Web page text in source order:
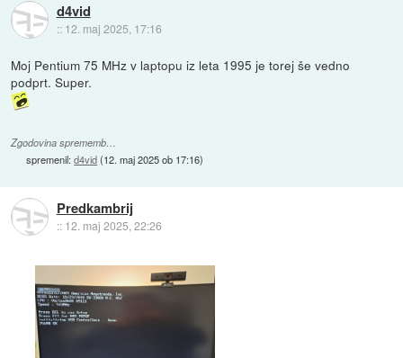
d4vid
:: 12. maj 2025, 17:16
Moj Pentium 75 MHz v laptopu iz leta 1995 je torej še vedno
podprt. Super.
Zgodovina sprememb…
spremenil:d4vid(12. maj 2025 ob 17:16)
Predkambrij
:: 12. maj 2025, 22:26